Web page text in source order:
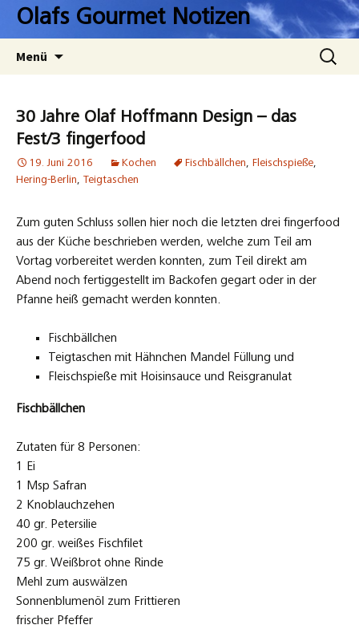
Zum
InhaltOlafs Gourmet Notizen
Menü
Suchen
nach:
30 Jahre Olaf Hoffmann Design – das
Fest/3 fingerfood
19. Juni 2016 Kochen Fischbällchen, Fleischspieße,
Hering-Berlin, Teigtaschen
Zum guten Schluss sollen hier noch die letzten drei fingerfood
aus der Küche beschrieben werden, welche zum Teil am
Vortag vorbereitet werden konnten, zum Teil direkt am
Abend noch fertiggestellt im Backofen gegart oder in der
Pfanne heiß gemacht werden konnten.
Fischbällchen
Teigtaschen mit Hähnchen Mandel Füllung und
Fleischspieße mit Hoisinsauce und Reisgranulat
Fischbällchen
Zutaten für 8 Personen:
1 Ei
1 Msp Safran
2 Knoblauchzehen
40 gr. Petersilie
200 gr. weißes Fischfilet
75 gr. Weißbrot ohne Rinde
Mehl zum auswälzen
Sonnenblumenöl zum Frittieren
frischer Pfeffer